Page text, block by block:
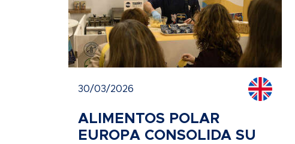
30/03/2026
ALIMENTOS POLAR
EUROPA CONSOLIDA SU